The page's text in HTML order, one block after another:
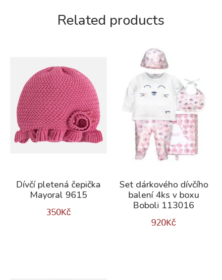
Related products
Dívčí pletená čepička
Mayoral 9615
350Kč
Set dárkového dívčího
balení 4ks v boxu
Boboli 113016
920Kč